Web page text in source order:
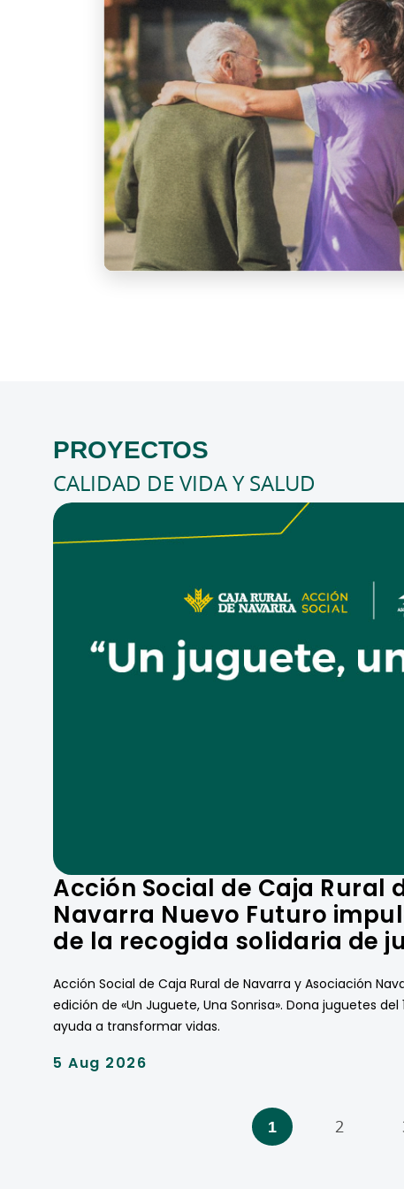
PROYECTOS
CALIDAD DE VIDA Y SALUD
Acción Social de Caja Rural
Navarra Nuevo Futuro
de la recogida solidaria de
Acción Social de Caja Rural de Navarra y Asociación
edición de «Un Juguete, Una Sonrisa». Dona juguetes
ayuda a transformar vidas.
5 Aug 2026
PAGINATION
1 2